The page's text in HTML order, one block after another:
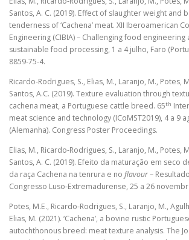
Santos, A. C. (2019). Effect of slaughter weight and
tenderness of ‘Cachena’ meat. XII Iberoamerican
Engineering (CIBIA) – Challenging food
sustainable food processing, 1 a 4 julho, Faro
8859-75-4.
Ricardo-Rodrigues, S., Elias, M., Laranjo, M., Potes,
Santos, A.C. (2019). Texture evaluation through
cachena meat, a Portuguese cattle breed. 65th
meat science and technology (ICoMST2019), 4 a 9
(Alemanha). Congress Poster Proceedings.
Elias, M., Ricardo-Rodrigues, S., Laranjo, M., Potes,
Santos, A. C. (2019). Efeito da maturação em seco
da raça Cachena na tenrura e no flavour–
Congresso Luso-Extremadurense, 25 a 26
Potes, M.E., Ricardo-Rodrigues, S., Laranjo, M.,
Elias, M. (2021). ‘Cachena’, a bovine rustic
autochthonous breed: meat texture analysis. The